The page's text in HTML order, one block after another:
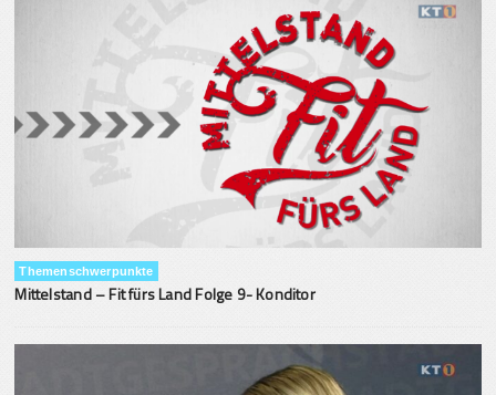
Themenschwerpunkte
Mittelstand – Fit fürs Land Folge 9- Konditor